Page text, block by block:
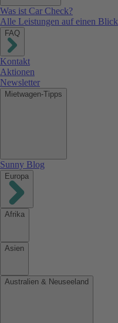
Was ist Car Check?
Alle Leistungen auf einen Blick
FAQ
Kontakt
Aktionen
Newsletter
Mietwagen-Tipps
Sunny Blog
Europa
Afrika
Asien
Australien & Neuseeland